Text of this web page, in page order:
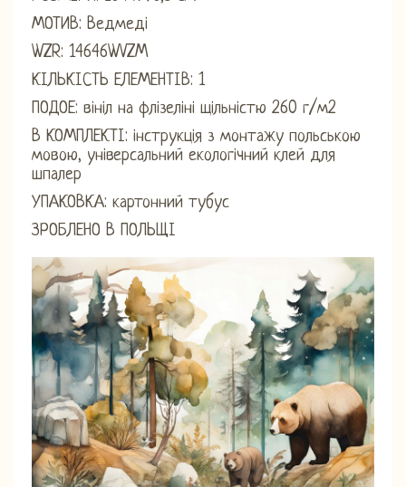
МОТИВ: Ведмеді
WZR: 14646WVZM
КІЛЬКІСТЬ ЕЛЕМЕНТІВ: 1
ПОДОЕ: вініл на флізеліні щільністю 260 г/м2
В КОМПЛЕКТІ: інструкція з монтажу польською
мовою, універсальний екологічний клей для
шпалер
УПАКОВКА: картонний тубус
ЗРОБЛЕНО В ПОЛЬЩІ